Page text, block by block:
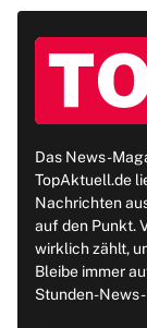
Das News-
TopAktuell.de
Nachrichten
auf den Punkt.
wirklich zählt,
Bleibe immer
Stunden-